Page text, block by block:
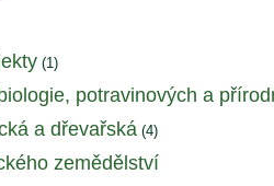
(1)
potravinových a
a dřevařská (4)
zemědělství